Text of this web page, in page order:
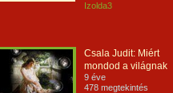
Izolda3
Csala Judit: Miért
mondod a világnak
9 éve
478 megtekintés